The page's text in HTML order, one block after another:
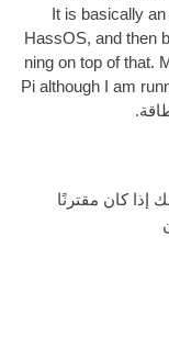
It is basic­ally
Has­sOS, and then
ning on top of that.
Pi although I am
إذا كان مقترنًا